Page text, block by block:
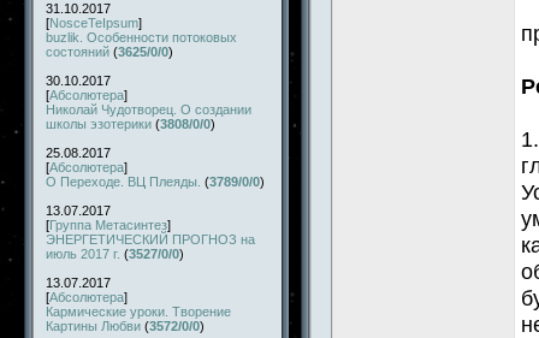
31.10.2017
[NosceTeIpsum]
buzlik. Особенности потоковых
состояний (3625/0/0)
30.10.2017
[Абсолютера]
Николай Чудотворец. О создании
школы эзотерики (3808/0/0)
25.08.2017
[Абсолютера]
О Переходе. ВЦ Плеяды. (3789/0/0)
13.07.2017
[Группа Метасинтез]
ЭНЕРГЕТИЧЕСКИЙ ПРОГНОЗ на
июль 2017 г. (3527/0/0)
13.07.2017
[Абсолютера]
Кармические уроки. Творение
Картины Любви (3572/0/0)